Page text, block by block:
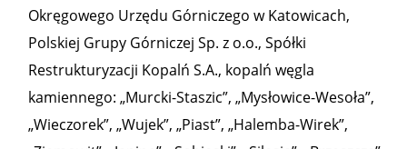
Okręgowego Urzędu Górniczego w Katowicach,
Polskiej Grupy Górniczej Sp. z o.o., Spółki
Restrukturyzacji Kopalń S.A., kopalń węgla
kamiennego: „Murcki-Staszic”, „Mysłowice-Wesoła”,
„Wieczorek”, „Wujek”, „Piast”, „Halemba-Wirek”,